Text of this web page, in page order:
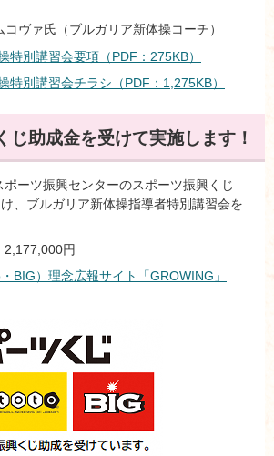
ヴァ氏（ブルガリア新体操コーチ）
特別講習会要項（PDF：275KB）
特別講習会チラシ（PDF：1,275KB）
じ助成金を受けて実施します！
ーツ振興センターのスポーツ振興くじ
け、ブルガリア新体操指導者特別講習会を
円
BIG）理念広報サイト「GROWING」